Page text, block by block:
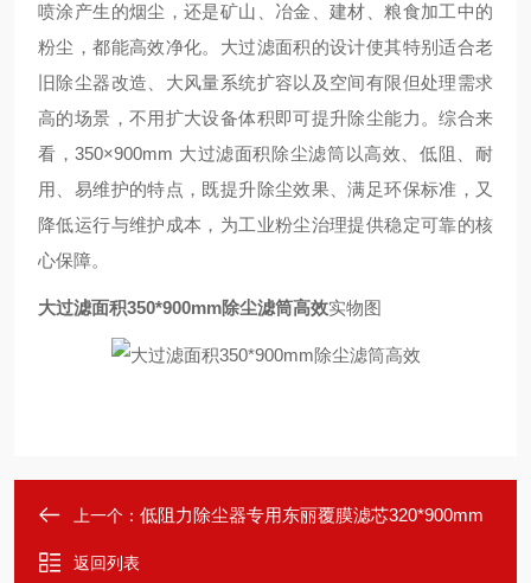
喷涂产生的烟尘，还是矿山、冶金、建材、粮食加工中的
粉尘，都能高效净化。大过滤面积的设计使其特别适合老
旧除尘器改造、大风量系统扩容以及空间有限但处理需求
高的场景，不用扩大设备体积即可提升除尘能力。综合来
看，350×900mm 大过滤面积除尘滤筒以高效、低阻、耐
用、易维护的特点，既提升除尘效果、满足环保标准，又
降低运行与维护成本，为工业粉尘治理提供稳定可靠的核
心保障。
大过滤面积350*900mm除尘滤筒高效实物图
上一个： 低阻力除尘器专用东丽覆膜滤芯320*900mm
返回列表